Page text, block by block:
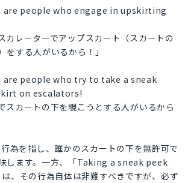
are people who engage in upskirting
カレーターでアップスカート（スカートの
をする人がいるから！」
are people who try to take a sneak
on escalators!
スカートの下を覗こうとする人がいるから
為を指し、誰かのスカートの下を無許可で
します。一方、「Taking a sneak peek
その行為自体は非難すべきですが、必ず